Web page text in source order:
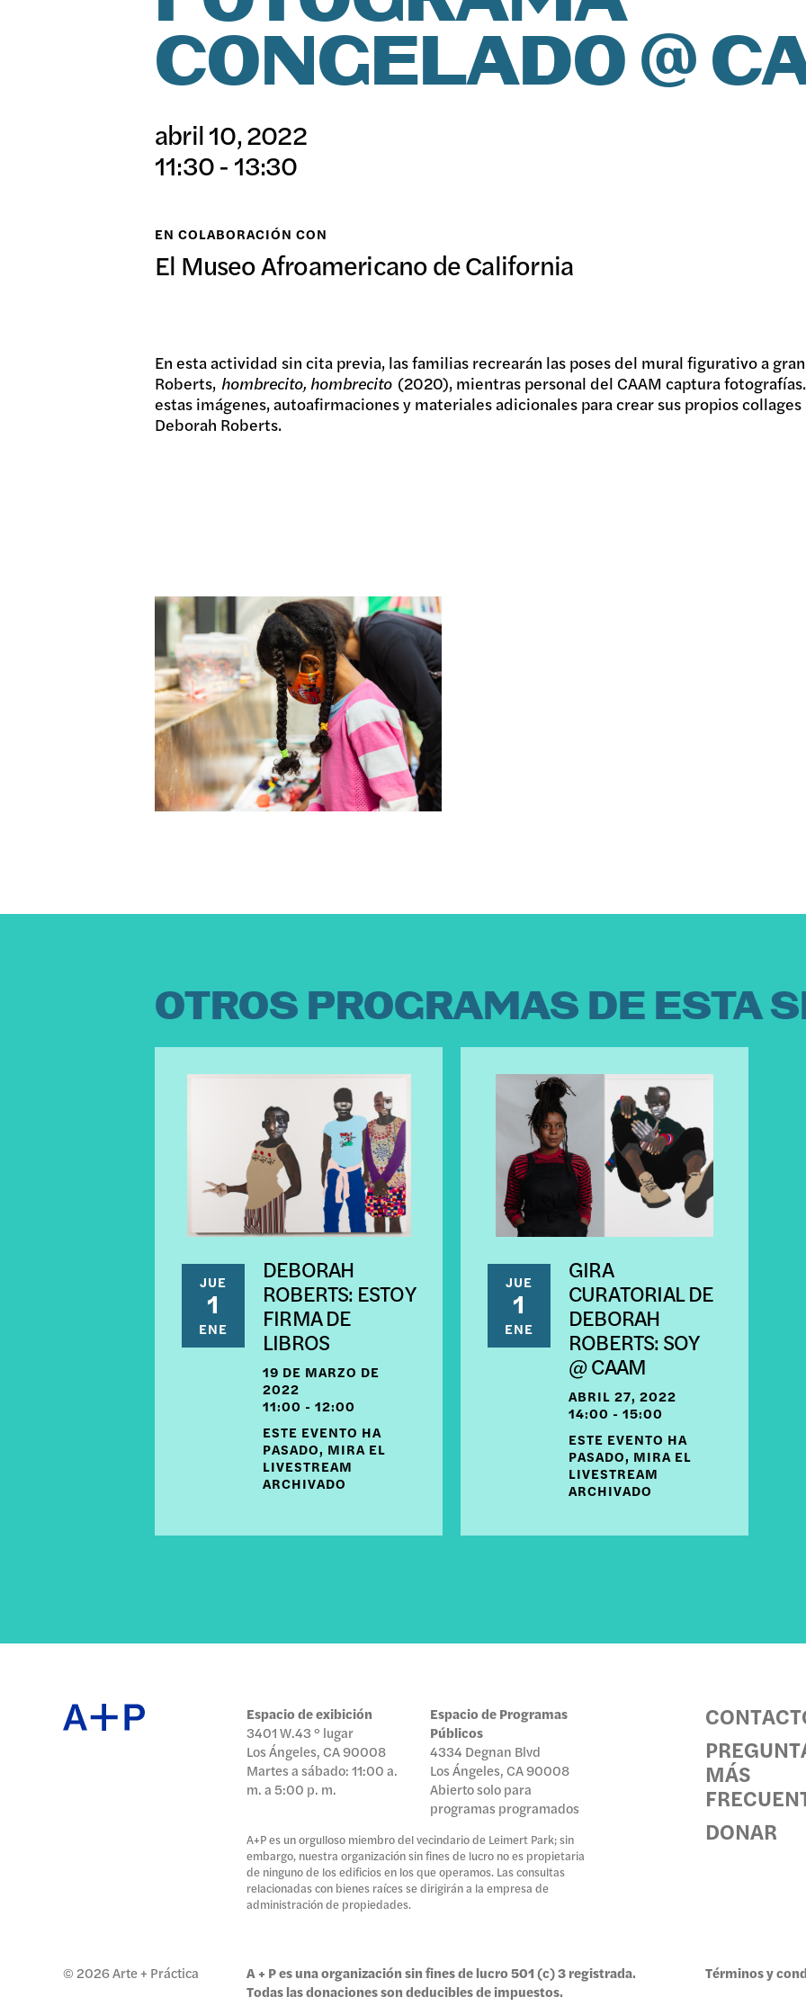
PROGRAMAS
PÚBLICOS
ARCHIVO
日本語
CONGELADO @
abril 10, 2022
11:30 - 13:30
EN COLABORACIÓN CON
El Museo Afroamericano de California
En esta actividad sin cita previa, las familias recrearán las poses del mural figurativo a
Roberts, hombrecito, hombrecito(2020), mientras personal del CAAM captura
estas imágenes, autoafirmaciones y materiales adicionales para crear sus propios
Deborah Roberts.
OTROS PROGRAMAS DE ESTA
JUE
1
ENE
DEBORAH
ROBERTS: ESTOY
FIRMA DE
LIBROS
19 DE MARZO DE
2022
11:00 - 12:00
ESTE EVENTO HA
PASADO, MIRA EL
LIVESTREAM
ARCHIVADO
JUE
1
ENE
GIRA
CURATORIAL DE
DEBORAH
ROBERTS: SOY
@ CAAM
ABRIL 27, 2022
14:00 - 15:00
ESTE EVENTO HA
PASADO, MIRA EL
LIVESTREAM
ARCHIVADO
Espacio de exibición
3401 W.43 ° lugar
Los Ángeles, CA 90008
Martes a sábado: 11:00 a.
m. a 5:00 p. m.
Espacio de Programas
Públicos
4334 Degnan Blvd
Los Ángeles, CA 90008
Abierto solo para
programas programados
A+P es un orgulloso miembro del vecindario de Leimert Park; sin
embargo, nuestra organización sin fines de lucro no es propietaria
de ninguno de los edificios en los que operamos. Las consultas
relacionadas con bienes raíces se dirigirán a la empresa de
administración de propiedades.
MÁS
DONAR
© 2026 Arte + Práctica
A + P es una organización sin fines de lucro 501 (c) 3 registrada.
Todas las donaciones son deducibles de impuestos.
Términos y